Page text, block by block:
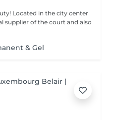
supplier of the court and also
& Gel